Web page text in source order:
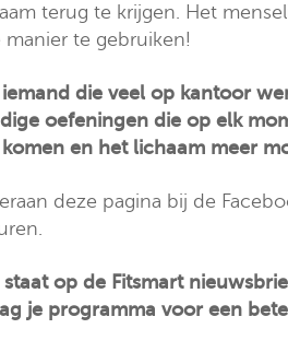
terug te krijgen. Het
te gebruiken!
die veel op kantoor
oefeningen die op elk
en het lichaam meer
deze pagina bij de
op de Fitsmart
je programma voor een